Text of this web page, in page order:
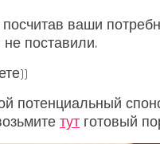
ваши
поставили.
потенциальный
тут готовый